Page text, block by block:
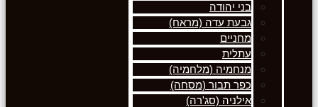
בני יהודה
גבעת עדה (מראח)
מחניים
עתלית
מנחמיה (מלחמיה)
כפר תבור (מסחה)
אילניה (סג'רה)